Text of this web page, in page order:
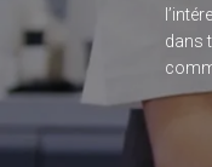
dans